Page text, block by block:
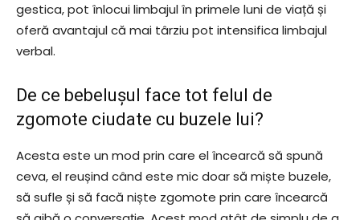
gestica, pot înlocui limbajul în primele luni de viață și
oferă avantajul că mai târziu pot intensifica limbajul
verbal.
De ce bebelușul face tot felul de
zgomote ciudate cu buzele lui?
Acesta este un mod prin care el încearcă să spună
ceva, el reușind când este mic doar să miște buzele,
să sufle și să facă niște zgomote prin care încearcă